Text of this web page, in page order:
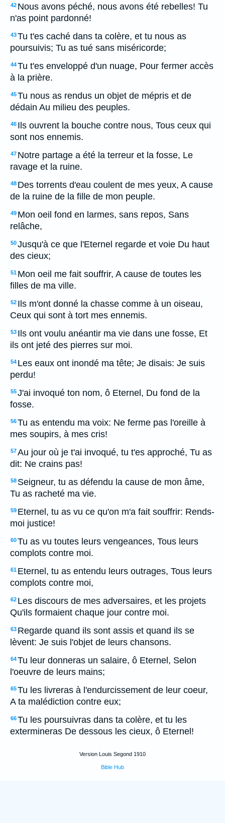
42 Nous avons péché, nous avons été rebelles! Tu
n'as point pardonné!
43Tu t'es caché dans ta colère, et tu nous as
poursuivis; Tu as tué sans miséricorde;
44Tu t'es enveloppé d'un nuage, Pour fermer accès
à la prière.
45Tu nous as rendus un objet de mépris et de
dédain Au milieu des peuples.
46 Ils ouvrent la bouche contre nous, Tous ceux qui
sont nos ennemis.
47 Notre partage a été la terreur et la fosse, Le
ravage et la ruine.
48 Des torrents d'eau coulent de mes yeux, A cause
de la ruine de la fille de mon peuple.
49 Mon oeil fond en larmes, sans repos, Sans
relâche,
50Jusqu'à ce que l'Eternel regarde et voie Du haut
des cieux;
51 Mon oeil me fait souffrir, A cause de toutes les
filles de ma ville.
52 Ils m'ont donné la chasse comme à un oiseau,
Ceux qui sont à tort mes ennemis.
53 Ils ont voulu anéantir ma vie dans une fosse, Et
ils ont jeté des pierres sur moi.
54 Les eaux ont inondé ma tête; Je disais: Je suis
perdu!
55J'ai invoqué ton nom, ô Eternel, Du fond de la
fosse.
56Tu as entendu ma voix: Ne ferme pas l'oreille à
mes soupirs, à mes cris!
57Au jour où je t'ai invoqué, tu t'es approché, Tu as
dit: Ne crains pas!
58 Seigneur, tu as défendu la cause de mon âme,
Tu as racheté ma vie.
59 Eternel, tu as vu ce qu'on m'a fait souffrir: Rends-
moi justice!
60Tu as vu toutes leurs vengeances, Tous leurs
complots contre moi.
61 Eternel, tu as entendu leurs outrages, Tous leurs
complots contre moi,
62 Les discours de mes adversaires, et les projets
Qu'ils formaient chaque jour contre moi.
63 Regarde quand ils sont assis et quand ils se
lèvent: Je suis l'objet de leurs chansons.
64Tu leur donneras un salaire, ô Eternel, Selon
l'oeuvre de leurs mains;
65Tu les livreras à l'endurcissement de leur coeur,
A ta malédiction contre eux;
66Tu les poursuivras dans ta colère, et tu les
extermineras De dessous les cieux, ô Eternel!
Version Louis Segond 1910
Bible Hub